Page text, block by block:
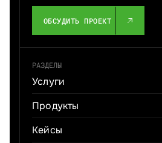
ОБСУДИТЬ ПРОЕКТ
РАЗДЕЛЫ
Услуги
Продукты
Кейсы